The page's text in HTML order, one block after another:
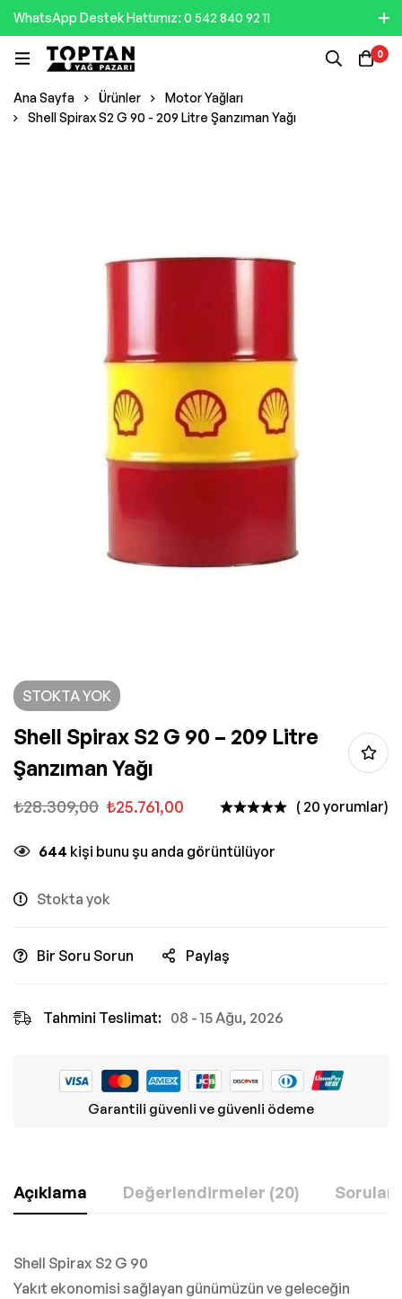
WhatsApp Destek Hattımız: 0 542 840 92 11
0
Ana Sayfa Ürünler
Motor Yağları
Shell Spirax S2 G 90 - 209 Litre Şanzıman Yağı
STOKTA YOK
Shell Spirax S2 G 90 – 209 Litre
Şanzıman Yağı
₺28.309,00 ₺25.761,00 ( 20 yorumlar)
644 kişi bunu şu anda görüntülüyor
Stokta yok
Bir Soru Sorun Paylaş
Tahmini Teslimat: 08 - 15 Ağu, 2026
Garantili güvenli ve güvenli ödeme
Açıklama Değerlendirmeler (20) Sorular
Shell Spirax S2 G 90
Yakıt ekonomisi sağlayan günümüzün ve geleceğin